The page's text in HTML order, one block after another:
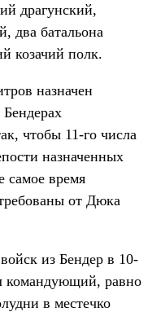
драгунский,
два батальона
козачий полк.
назначен
чтобы 11-го числа
назначенных
самое время
от Дюка
из Бендер в 10-
командующий, равно
в местечко